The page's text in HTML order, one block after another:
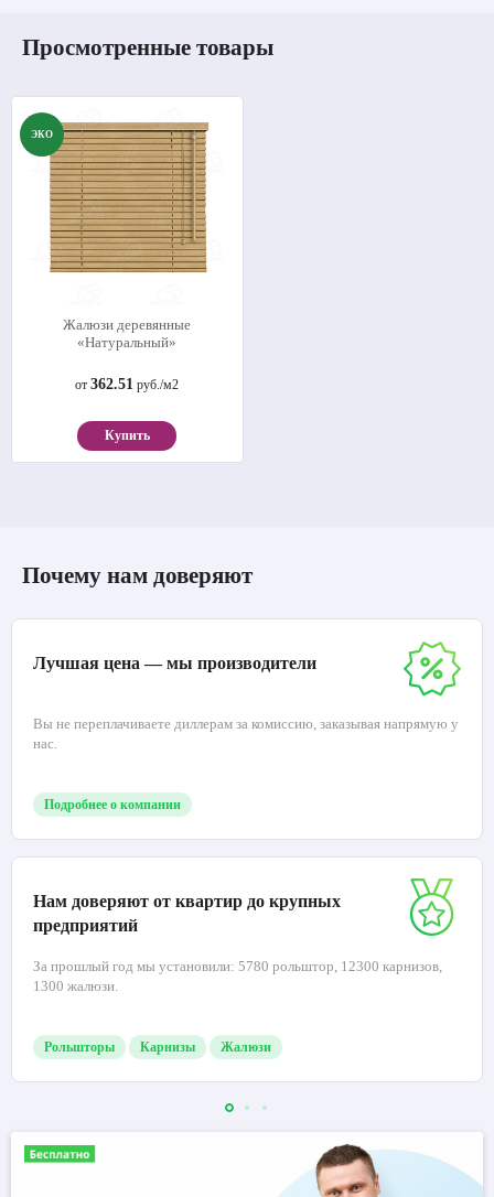
Просмотренные товары
ЭКО
Жалюзи деревянные
«Натуральный»
от362.51 руб./м2
Купить
Почему нам доверяют
Лучшая цена — мы производители
Вы не переплачиваете диллерам за комиссию, заказывая напрямую у
нас.
Подробнее о компании
Нам доверяют от квартир до крупных
предприятий
За прошлый год мы установили: 5780 рольштор, 12300 карнизов,
1300 жалюзи.
Рольшторы Карнизы Жалюзи